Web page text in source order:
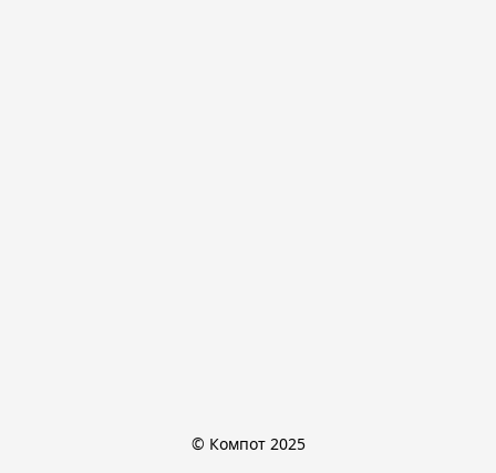
© Компот 2025